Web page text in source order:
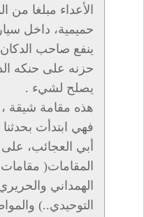
الأعداء مبلغا
حميمية، داخل
ينفع صاحب
حزنه على حنكه
يصلح لشيء .
هذه مقامة شيقة ،
فهي ابتدأت
أبي العجائب،
المقامات(
الهمداني
التوحيدي..)